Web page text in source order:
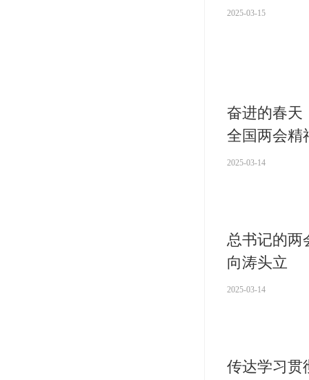
2025-03-15
奋进的春天
全国两会精
2025-03-14
总书记的两
向涛头立
2025-03-14
传达学习贯